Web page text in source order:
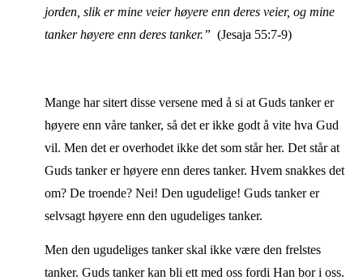
jorden, slik er mine veier høyere enn deres veier, og mine
tanker høyere enn deres tanker.” (Jesaja 55:7-9)
Mange har sitert disse versene med å si at Guds tanker er
høyere enn våre tanker, så det er ikke godt å vite hva Gud
vil. Men det er overhodet ikke det som står her. Det står at
Guds tanker er høyere enn deres tanker. Hvem snakkes det
om? De troende? Nei! Den ugudelige! Guds tanker er
selvsagt høyere enn den ugudeliges tanker.
Men den ugudeliges tanker skal ikke være den frelstes
tanker. Guds tanker kan bli ett med oss fordi Han bor i oss.